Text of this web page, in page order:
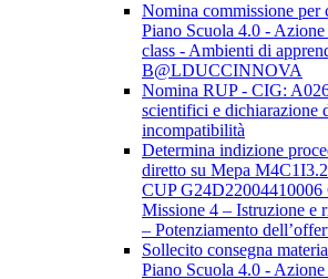
Nomina commissione per
Piano Scuola 4.0 -
class - Ambienti di
B@LDUCCINNOVA
Nomina RUP - CIG:
scientifici e dichiarazione
incompatibilità
Determina indizione
diretto su Mepa
CUP
Missione 4 – Istruzione e
– Potenziamento
Sollecito consegna
Piano Scuola 4.0 -